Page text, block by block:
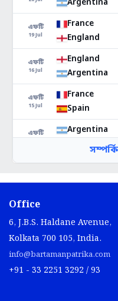
Office
6, J.B.S. Haldane Avenue,
Kolkata 700 105, India.
info@bartamanpatrika.com
+91 - 33 2251 3292 / 93